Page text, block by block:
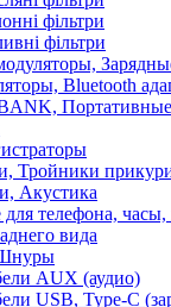
фільтри
фільтри
Bluetooth
Тройники
Акустика
для телефона,
вида
AUX (аудио)
USB, Type-C